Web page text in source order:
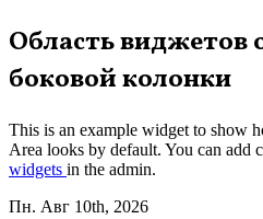
Перейти
к
содержимому
Область виджетов
боковой колонки
This is an example widget to show
Area looks by default. You can add
widgets in the admin.
Пн. Авг 10th, 2026